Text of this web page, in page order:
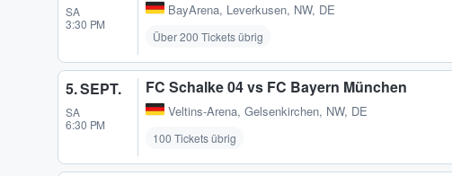
SA
3:30 PM
BayArena, Leverkusen, NW, DE
Über 200 Tickets übrig
5. SEPT.
SA
6:30 PM
FC Schalke 04 vs FC Bayern München
Veltins-Arena, Gelsenkirchen, NW, DE
100 Tickets übrig